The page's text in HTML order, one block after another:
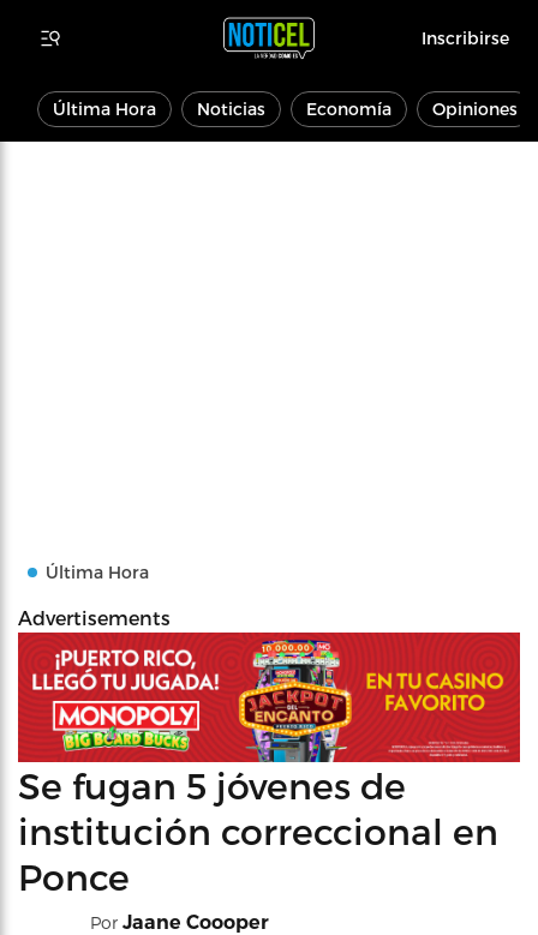
Inscribirse
Última Hora Noticias Economía Opiniones
Última Hora
Advertisements
Se fugan 5 jóvenes de
institución correccional en
Ponce
Por Jaane Coooper